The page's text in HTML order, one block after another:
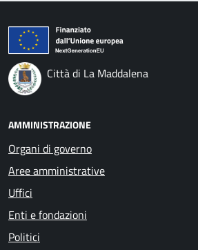
Città di La Maddalena
AMMINISTRAZIONE
Organi di governo
Aree amministrative
Uffici
Enti e fondazioni
Politici